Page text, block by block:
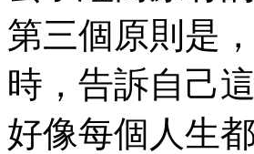
第三個原則是
時，告訴自己
好像每個人生